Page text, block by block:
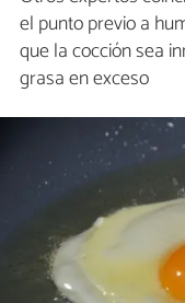
el punto previo a
que la cocción sea
grasa en exceso